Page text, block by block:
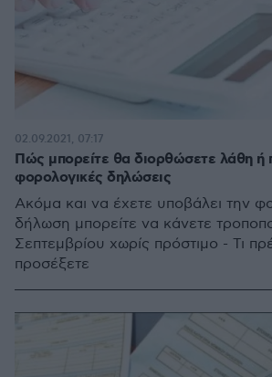
Πώς μπορείτε θα διορθώσετε λάθη ή
φορολογικές δηλώσεις
Ακόμα και να έχετε υποβάλει την
δήλωση μπορείτε να κάνετε
Σεπτεμβρίου χωρίς πρόστιμο - Τι
προσέξετε
02.09.2021, 07:17